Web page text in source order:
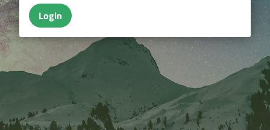
Login